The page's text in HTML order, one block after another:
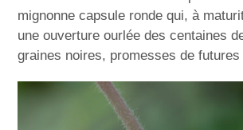
mignonne capsule ronde qui, à
une ouverture ourlée des centaines
graines noires, promesses de